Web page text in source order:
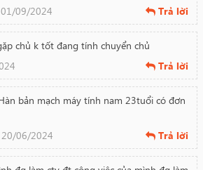
09/2024 Trả lời
chủ k tốt đang tính chuyển chủ
Trả lời
bản mạch máy tính nam 23tuổi có đơn
06/2024 Trả lời